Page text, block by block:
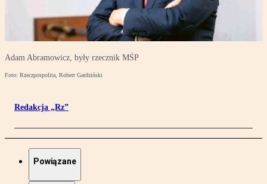
Adam Abramowicz, były rzecznik MŚP
Foto: Rzeczpospolita, Robert Gardziński
Redakcja „Rz”
Powiązane